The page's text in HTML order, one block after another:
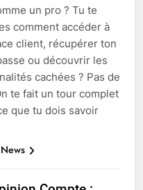
un pro ? Tu te
comment accéder à
client, récupérer ton
ou découvrir les
cachées ? Pas de
te fait un tour complet
que tu dois savoir